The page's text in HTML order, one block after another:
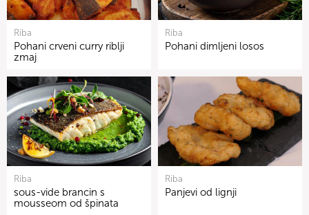
Riba
Pohani crveni curry riblji
zmaj
Riba
Pohani dimljeni losos
Riba
sous-vide brancin s
mousseom od špinata
Riba
Panjevi od lignji